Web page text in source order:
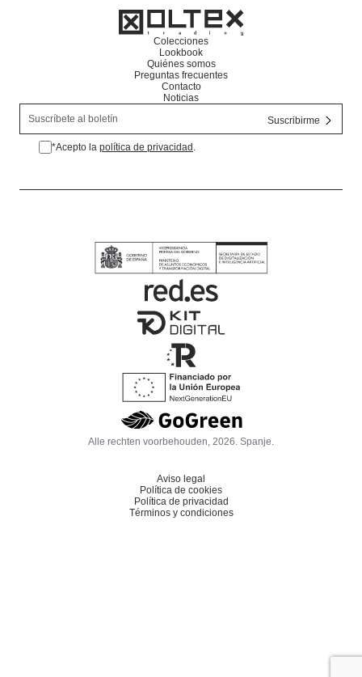
Colecciones
Lookbook
Quiénes somos
Preguntas frecuentes
Contacto
Noticias
*Acepto la política de privacidad.
*Acepto la política de privacidad
Alle rechten voorbehouden, 2026. Spanje.
Aviso legal
Política de cookies
Política de privacidad
Términos y condiciones